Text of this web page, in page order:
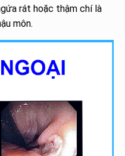
rát hoặc thậm chí là
môn.